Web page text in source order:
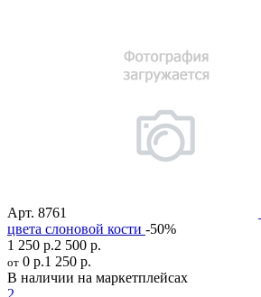
Арт. 8761
цвета слоновой кости -50%
1 250 р.2 500 р.
от 0 р.1 250 р.
В наличии на маркетплейсах